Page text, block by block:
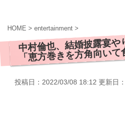
HOME > entertainment >
中村倫也、結婚披露宴や
「恵方巻きを方角向い
投稿日：2022/03/08 18:12 更新日：